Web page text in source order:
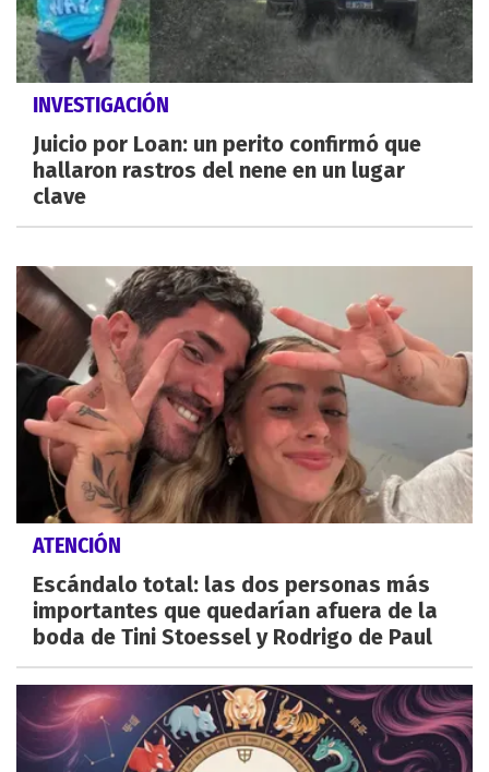
INVESTIGACIÓN
Juicio por Loan: un perito confirmó que
hallaron rastros del nene en un lugar
clave
ATENCIÓN
Escándalo total: las dos personas más
importantes que quedarían afuera de la
boda de Tini Stoessel y Rodrigo de Paul